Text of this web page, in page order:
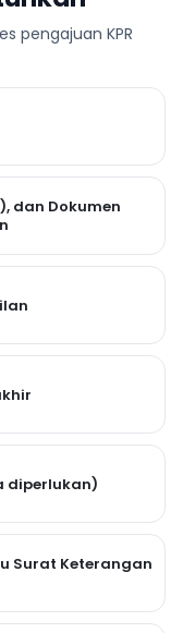
pengajuan KPR
dan Dokumen
diperlukan)
Surat Keterangan